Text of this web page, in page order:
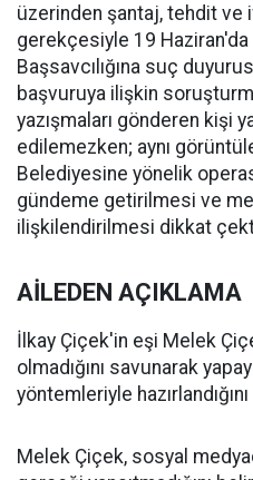
üzerinden şantaj, tehdit ve
gerekçesiyle 19
Başsavcılığına suç
başvuruya ilişkin
yazışmaları gönderen kişi
edilemezken; aynı
Belediyesine yönelik
gündeme getirilmesi ve
ilişkilendirilmesi dikkat
AİLEDEN AÇIKLAMA
İlkay Çiçek'in eşi Melek
olmadığını savunarak
yöntemleriyle
Melek Çiçek, sosyal